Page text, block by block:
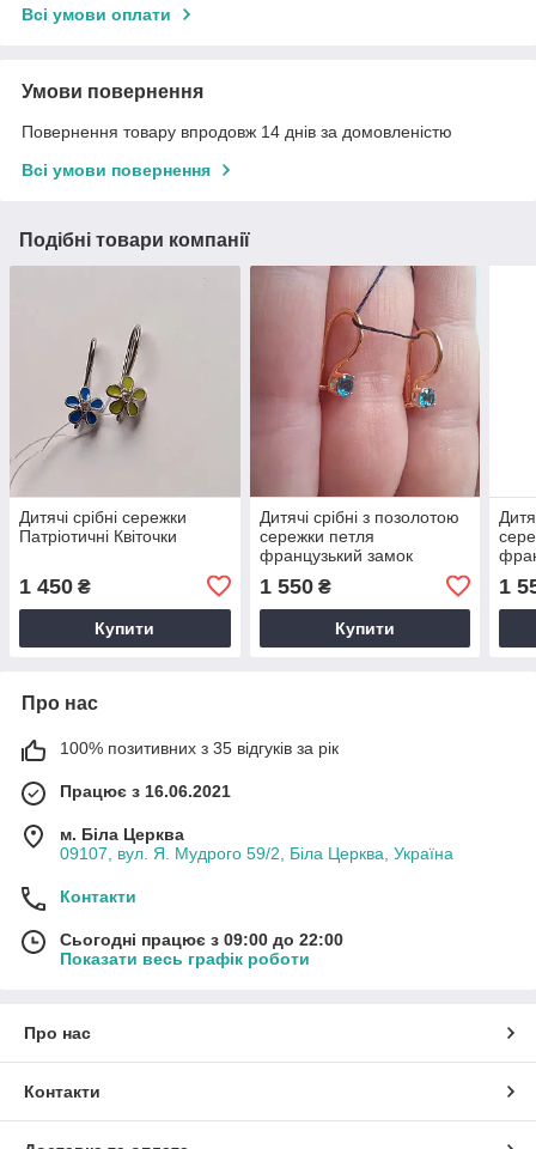
Всі умови оплати
Умови повернення
Повернення товару впродовж 14 днів за домовленістю
Всі умови повернення
Подібні товари компанії
Дитячі срібні сережки
Патріотичні Квіточки
1 450 ₴
Купити
Дитячі срібні з позолотою
сережки петля
французький замок
1 550₴
Купити
1
Про нас
100% позитивних з 35 відгуків за рік
Працює з 16.06.2021
м. Біла Церква
09107, вул. Я. Мудрого 59/2, Біла Церква, Україна
Контакти
Сьогодні працює з 09:00 до 22:00
Показати весь графік роботи
Про нас
Контакти